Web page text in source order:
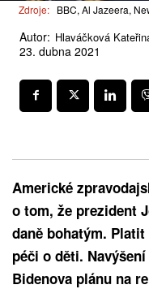
Zdroje: BBC, Al Jazeera,
Autor: Hlaváčková
23. dubna 2021
Americké
o tom, že prezident
daně bohatým.
péči o děti.
Bidenova plánu na